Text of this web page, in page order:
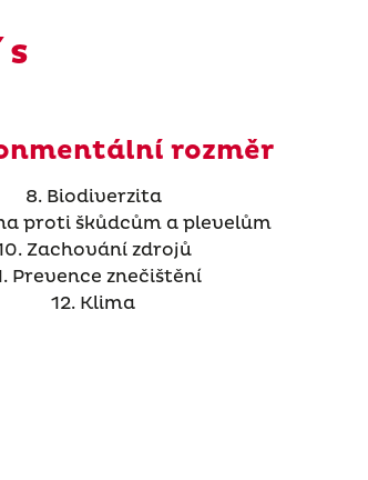
rozměr
8. Biodiverzita
proti škůdcům a plevelům
Zachování zdrojů
Prevence znečištění
12. Klima